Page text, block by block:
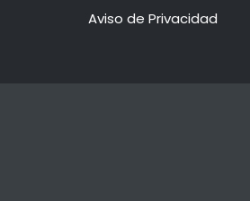
Aviso de Privacidad